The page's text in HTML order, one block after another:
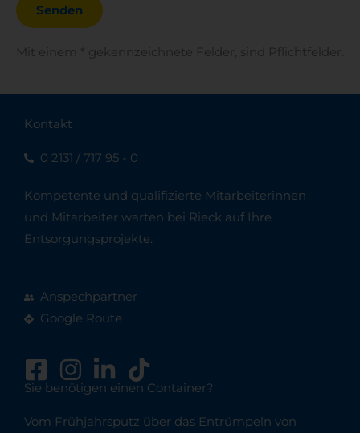
Mit einem * gekennzeichnete Felder, sind Pflichtfelder.
Kontakt
0 2131 / 717 95 - 0
Kompetente und qualifizierte Mitarbeiterinnen
und Mitarbeiter warten bei Rieck auf Ihre
Entsorgungsprojekte.
Anspechpartner
Google Route
Sie benötigen einen Container?
Vom Frühjahrsputz über das Entrümpeln von